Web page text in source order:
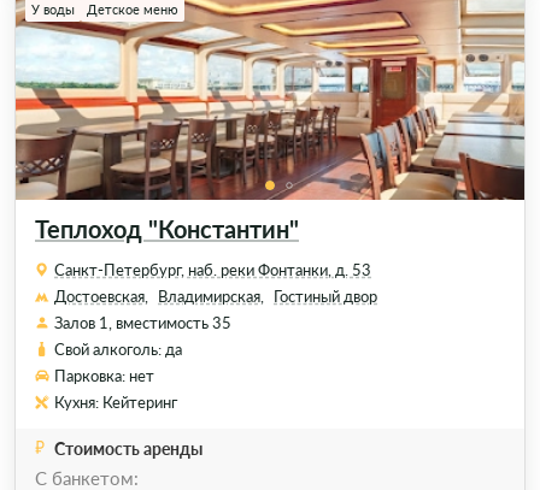
Теплоход "Константин"
У воды Детское меню
Санкт-Петербург, наб. реки Фонтанки, д. 53
Достоевская,
Владимирская,
Гостиный двор
Залов 1, вместимость 35
Свой алкоголь: да
Парковка: нет
Кухня: Кейтеринг
Стоимость аренды
C банкетом: